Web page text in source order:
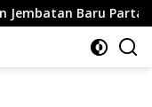
Baru Partai